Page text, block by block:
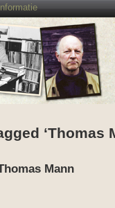
‘Thomas
Mann